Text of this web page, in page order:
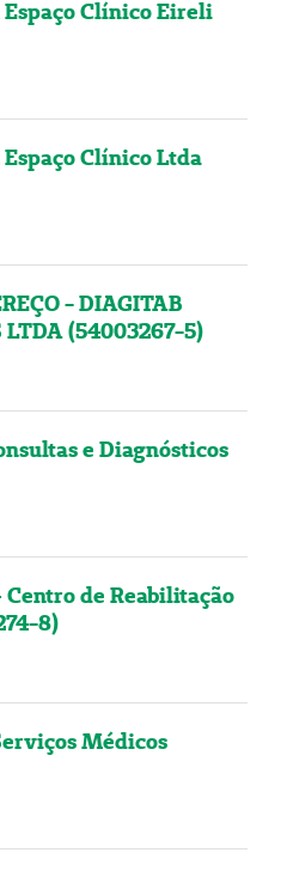
Clínico Eireli
Clínico Ltda
- DIAGITAB
LTDA (54003267-5)
e Diagnósticos
Centro de Reabilitação
8)
Médicos